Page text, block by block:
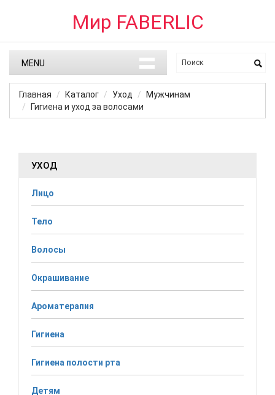
Мир FABERLIC
MENU
Главная Каталог Уход
Мужчинам
Гигиена и уход за волосами
УХОД
Лицо
Тело
Волосы
Окрашивание
Ароматерапия
Гигиена
Гигиена полости рта
Детям